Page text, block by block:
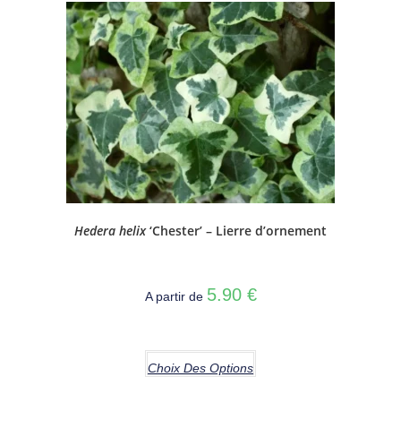
Hedera helix‘Chester’ – Lierre d’ornement
A partir de 5.90 €
Choix Des Options